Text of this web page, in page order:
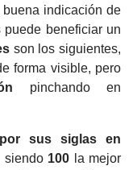
indicación de
beneficiar un
son los siguientes,
forma visible, pero
pinchando en
sus siglas en
siendo 100 la mejor